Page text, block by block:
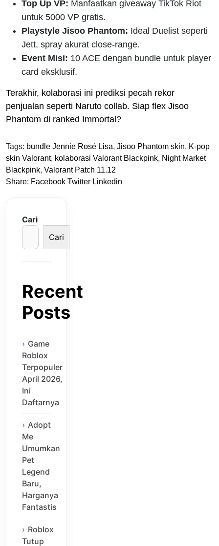
Top Up VP: Manfaatkan giveaway TikTok Riot
untuk 5000 VP gratis.
Playstyle Jisoo Phantom: Ideal Duelist seperti
Jett, spray akurat close-range.
Event Misi: 10 ACE dengan bundle untuk player
card eksklusif.
Terakhir, kolaborasi ini prediksi pecah rekor
penjualan seperti Naruto collab. Siap flex Jisoo
Phantom di ranked Immortal?
Tags: bundle Jennie Rosé Lisa, Jisoo Phantom skin, K-pop
skin Valorant, kolaborasi Valorant Blackpink, Night Market
Blackpink, Valorant Patch 11.12
Share: Facebook Twitter Linkedin
Cari
Cari
Recent
Posts
Game
Roblox
Terpopuler
April 2026,
Ini
Daftarnya
Adopt
Me
Umumkan
Pet
Legend
Baru,
Harganya
Fantastis
Roblox
Tutup